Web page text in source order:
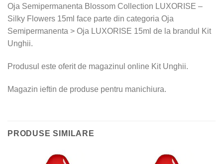
Oja Semipermanenta Blossom Collection LUXORISE –
Silky Flowers 15ml face parte din categoria Oja
Semipermanenta > Oja LUXORISE 15ml de la brandul Kit
Unghii.
Produsul este oferit de magazinul online Kit Unghii.
Magazin ieftin de produse pentru manichiura.
PRODUSE SIMILARE